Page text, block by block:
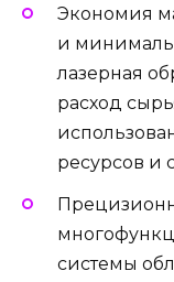
Экономия
и
лазерная
расход
ресурсов и
системы